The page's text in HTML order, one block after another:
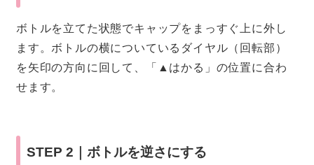
ボトルを立てた状態でキャップをまっすぐ上に外し
ます。ボトルの横についているダイヤル（回転部）
を矢印の方向に回して、「▲はかる」の位置に合わ
せます。
STEP 2｜ボトルを逆さにする